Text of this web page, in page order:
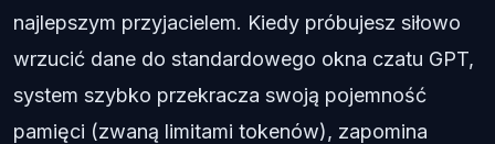
najlepszym przyjacielem. Kiedy próbujesz siłowo
wrzucić dane do standardowego okna czatu GPT,
system szybko przekracza swoją pojemność
pamięci (zwaną limitami tokenów), zapomina